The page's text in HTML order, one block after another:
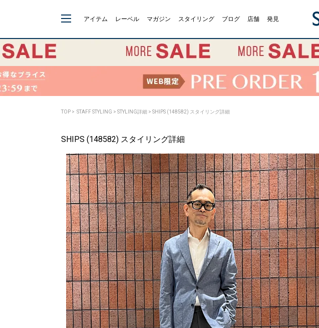
アイテム レーベル マガジン スタイリング ブログ 店舗 発見
TOP > STAFF STYLING > STYLING詳細 > SHIPS (148582) スタイリング詳細
SHIPS (148582) スタイリング詳細